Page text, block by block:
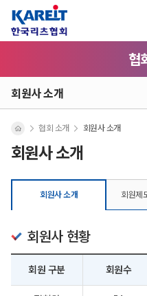
협
회원사 소개
회원사 소개
협회 소개 회원사 소개
회원사 소개 회원제
회원사 현황
회원 구분 회원수